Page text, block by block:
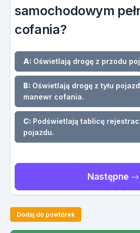
samochodowym
cofania?
A: Oświetlają drogę z przodu
B: Oświetlają drogę z tyłu
manewr cofania.
C: Podświetlają tablicę
pojazdu.
Następne
Dodaj do powtórek